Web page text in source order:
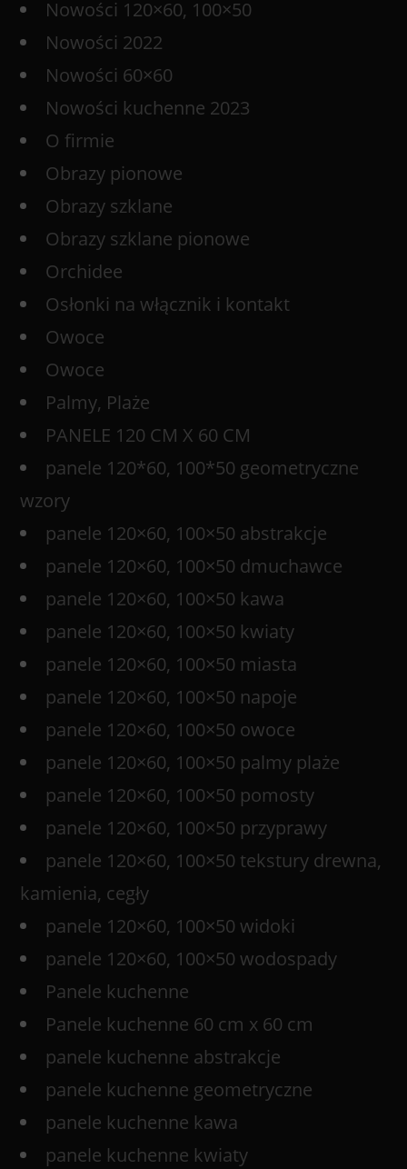
Nowości 120×60, 100×50
Nowości 2022
Nowości 60×60
Nowości kuchenne 2023
O firmie
Obrazy pionowe
Obrazy szklane
Obrazy szklane pionowe
Orchidee
Osłonki na włącznik i kontakt
Owoce
Owoce
Palmy, Plaże
PANELE 120 CM X 60 CM
panele 120*60, 100*50 geometryczne
wzory
panele 120×60, 100×50 abstrakcje
panele 120×60, 100×50 dmuchawce
panele 120×60, 100×50 kawa
panele 120×60, 100×50 kwiaty
panele 120×60, 100×50 miasta
panele 120×60, 100×50 napoje
panele 120×60, 100×50 owoce
panele 120×60, 100×50 palmy plaże
panele 120×60, 100×50 pomosty
panele 120×60, 100×50 przyprawy
panele 120×60, 100×50 tekstury drewna,
kamienia, cegły
panele 120×60, 100×50 widoki
panele 120×60, 100×50 wodospady
Panele kuchenne
Panele kuchenne 60 cm x 60 cm
panele kuchenne abstrakcje
panele kuchenne geometryczne
panele kuchenne kawa
panele kuchenne kwiaty